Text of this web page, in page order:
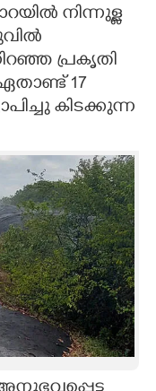
നിന്നുള്ള
പ്രകൃതി
17
കിടക്കുന്ന